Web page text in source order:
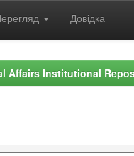
Довідка
Affairs Institutional